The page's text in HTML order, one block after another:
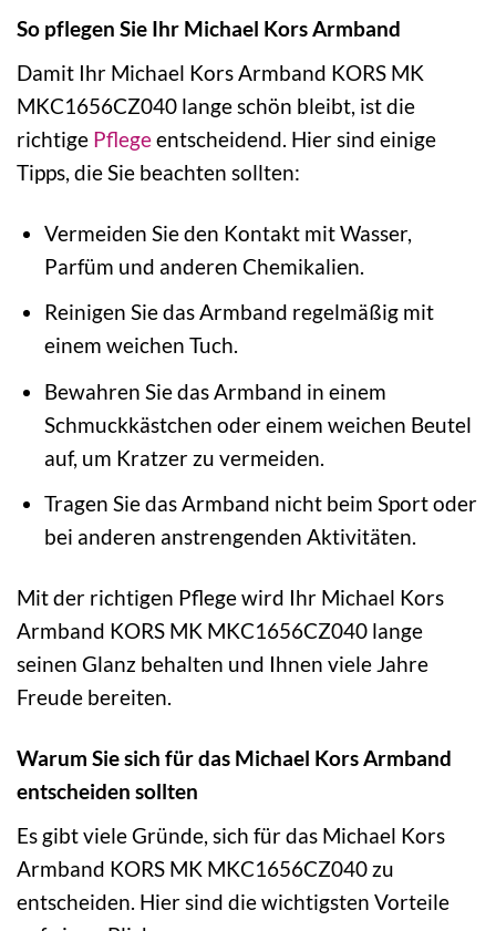
So pflegen Sie Ihr Michael Kors Armband
Damit Ihr Michael Kors Armband KORS MK
MKC1656CZ040 lange schön bleibt, ist die
richtige Pflegeentscheidend. Hier sind einige
Tipps, die Sie beachten sollten:
Vermeiden Sie den Kontakt mit Wasser,
Parfüm und anderen Chemikalien.
Reinigen Sie das Armband regelmäßig mit
einem weichen Tuch.
Bewahren Sie das Armband in einem
Schmuckkästchen oder einem weichen Beutel
auf, um Kratzer zu vermeiden.
Tragen Sie das Armband nicht beim Sport oder
bei anderen anstrengenden Aktivitäten.
Mit der richtigen Pflege wird Ihr Michael Kors
Armband KORS MK MKC1656CZ040 lange
seinen Glanz behalten und Ihnen viele Jahre
Freude bereiten.
Warum Sie sich für das Michael Kors Armband
entscheiden sollten
Es gibt viele Gründe, sich für das Michael Kors
Armband KORS MK MKC1656CZ040 zu
entscheiden. Hier sind die wichtigsten Vorteile